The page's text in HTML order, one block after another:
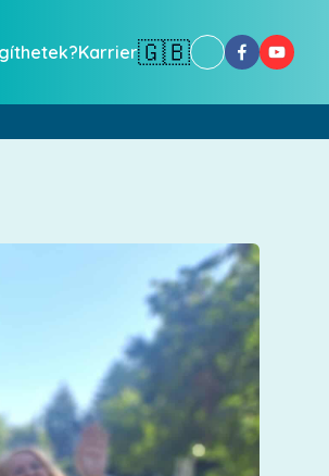
Karrier🇬🇧